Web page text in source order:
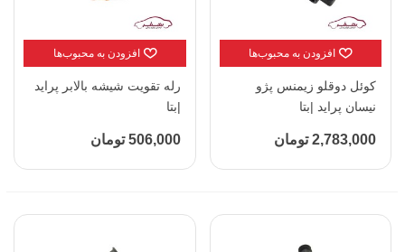
افزودن به محبوب‌ها
کوئل دوقلو زیمنس پژو
نیسان پراید |بتا
2,783,000 تومان
افزودن به محبوب‌ها
رله تقویت شیشه بالابر پراید
|بتا
506,000 تومان